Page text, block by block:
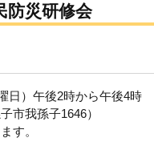
災研修会
日）午後2時から午後4時
市我孫子1646）
す。